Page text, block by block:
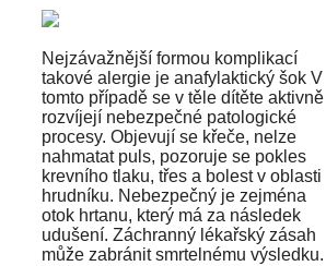
Nejzávažnější formou komplikací
takové alergie je anafylaktický šok V
tomto případě se v těle dítěte aktivně
rozvíjejí nebezpečné patologické
procesy. Objevují se křeče, nelze
nahmatat puls, pozoruje se pokles
krevního tlaku, třes a bolest v oblasti
hrudníku. Nebezpečný je zejména
otok hrtanu, který má za následek
udušení. Záchranný lékařský zásah
může zabránit smrtelnému výsledku.